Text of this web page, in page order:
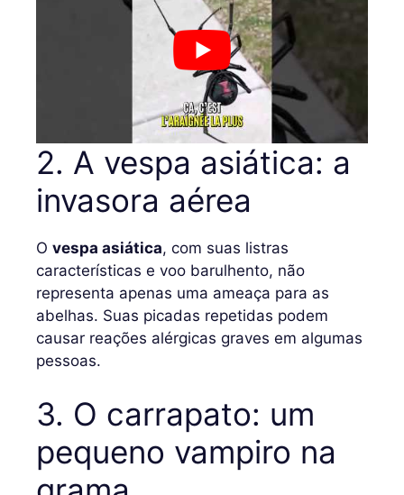
2. A vespa asiática: a
invasora aérea
O vespa asiática, com suas listras
características e voo barulhento, não
representa apenas uma ameaça para as
abelhas. Suas picadas repetidas podem
causar reações alérgicas graves em algumas
pessoas.
3. O carrapato: um
pequeno vampiro na